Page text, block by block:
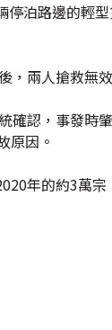
泊路邊的輕
，兩人搶救無
認，事發時
原因。
年的約3萬